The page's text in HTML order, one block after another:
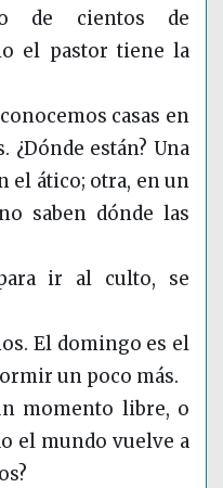
de cientos de
el pastor tiene la
casas en
¿Dónde están? Una
el ático; otra, en un
saben dónde las
ir al culto, se
El domingo es el
un poco más.
momento libre, o
el mundo vuelve a